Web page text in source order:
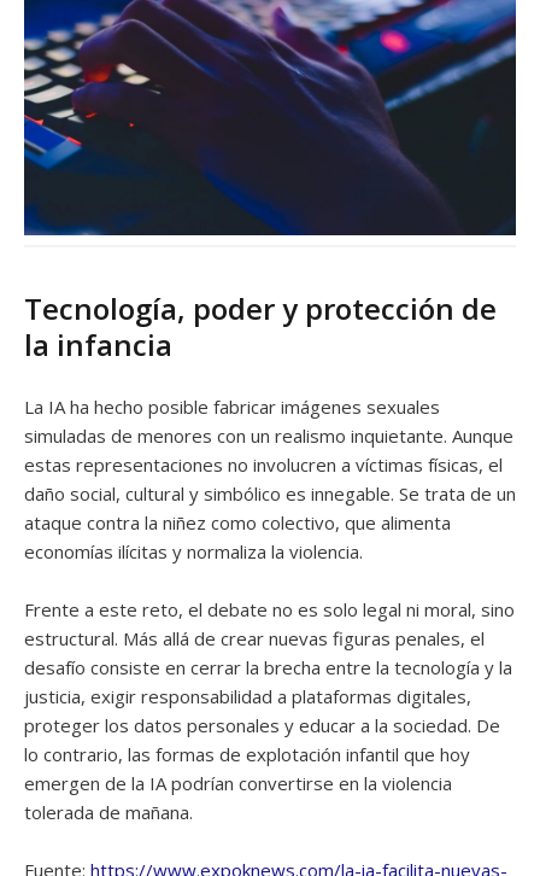
Tecnología, poder y protección de
la infancia
La IA ha hecho posible fabricar imágenes sexuales
simuladas de menores con un realismo inquietante. Aunque
estas representaciones no involucren a víctimas físicas, el
daño social, cultural y simbólico es innegable. Se trata de un
ataque contra la niñez como colectivo, que alimenta
economías ilícitas y normaliza la violencia.
Frente a este reto, el debate no es solo legal ni moral, sino
estructural. Más allá de crear nuevas figuras penales, el
desafío consiste en cerrar la brecha entre la tecnología y la
justicia, exigir responsabilidad a plataformas digitales,
proteger los datos personales y educar a la sociedad. De
lo contrario, las formas de explotación infantil que hoy
emergen de la IA podrían convertirse en la violencia
tolerada de mañana.
Fuente: https://www.expoknews.com/la-ia-facilita-nuevas-